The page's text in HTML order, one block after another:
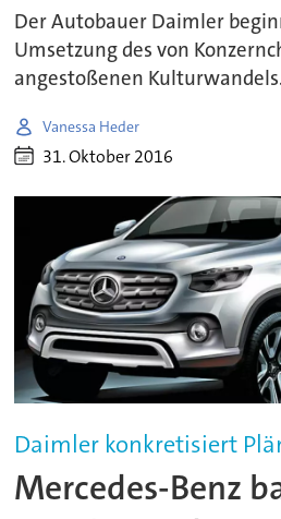
Der Autobauer Daimler
Umsetzung des von
angestoßenen
Vanessa Heder
31. Oktober 2016
Daimler konkretisiert
Mercedes-Benz